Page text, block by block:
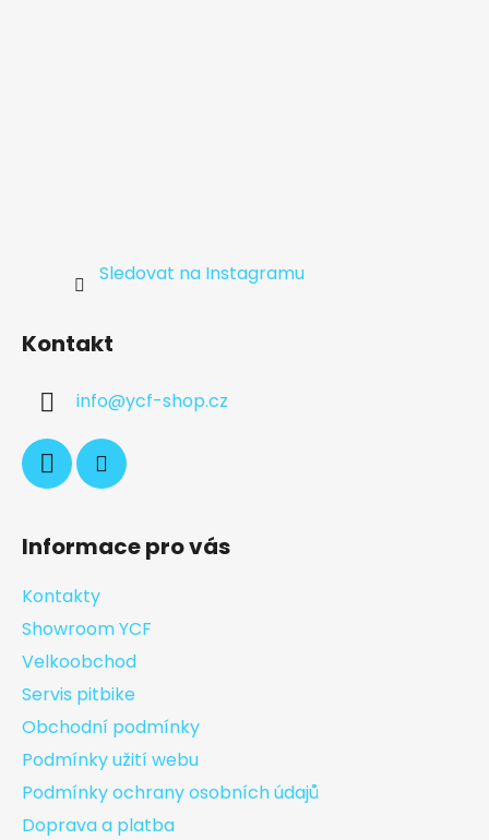
Sledovat na Instagramu
Kontakt
info@ycf-shop.cz
Informace pro vás
Kontakty
Showroom YCF
Velkoobchod
Servis pitbike
Obchodní podmínky
Podmínky užití webu
Podmínky ochrany osobních údajů
Doprava a platba